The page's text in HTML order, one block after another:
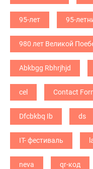
95-лет 95-
980 лет Великой
Abkbgg Rbhrjhjd
cel Contact
Dfcbkbq Ib ds
IT- фестиваль
neva qr-код